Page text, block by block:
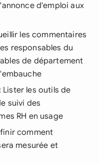
d'emploi aux
les commentaires
responsables du
de département
Lister les outils de
suivi des
RH en usage
comment
mesurée et